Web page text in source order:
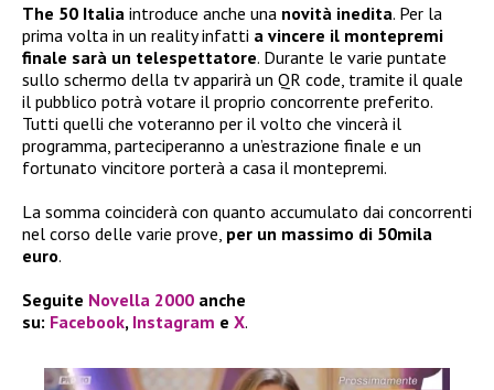
The 50 Italia introduce anche una novità inedita. Per la
prima volta in un reality infatti a vincere il montepremi
finale sarà un telespettatore. Durante le varie puntate
sullo schermo della tv apparirà un QR code, tramite il quale
il pubblico potrà votare il proprio concorrente preferito.
Tutti quelli che voteranno per il volto che vincerà il
programma, parteciperanno a un’estrazione finale e un
fortunato vincitore porterà a casa il montepremi.
La somma coinciderà con quanto accumulato dai concorrenti
nel corso delle varie prove, per un massimo di 50mila
euro.
Seguite Novella 2000 anche
su: Facebook, Instagram e X.